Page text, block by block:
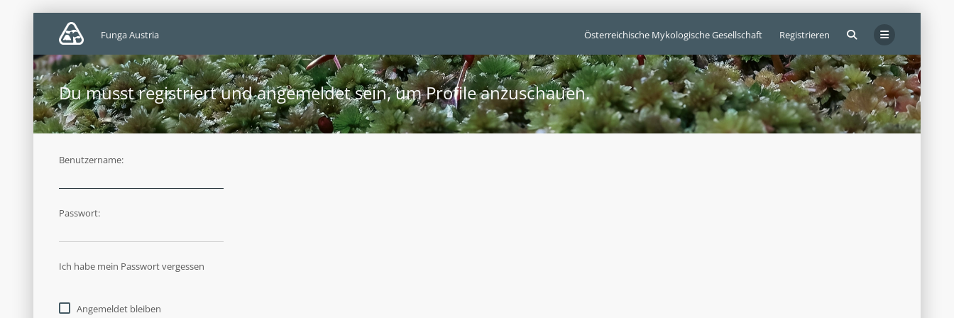
Österreichische Mykologische Gesellschaft Registrieren
Funga Austria
Du musst registriert und angemeldet sein, um Profile anzuschauen.
Benutzername:
Passwort:
Ich habe mein Passwort vergessen
Angemeldet bleiben